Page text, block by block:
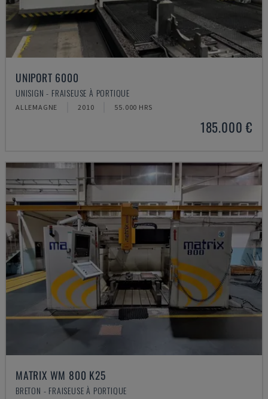
UNIPORT 6000
UNISIGN - FRAISEUSE À PORTIQUE
ALLEMAGNE 2010 55.000 HRS
185.000 €
MATRIX WM 800 K25
BRETON - FRAISEUSE À PORTIQUE